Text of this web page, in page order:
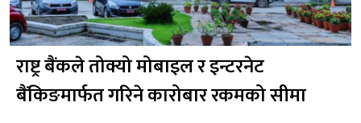
राष्ट्र बैंकले तोक्यो मोबाइल र इन्टरनेट
बैंकिङमार्फत गरिने कारोबार रकमको सीमा